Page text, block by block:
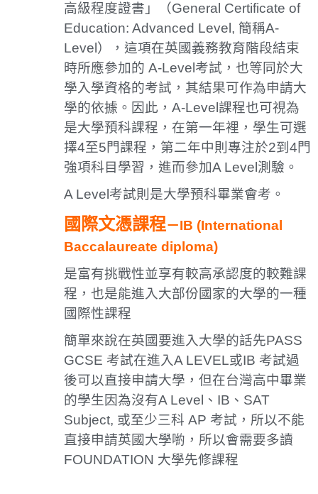
高級程度證書」（General Certificate of
Education: Advanced Level, 簡稱A-
Level），這項在英國義務教育階段結束
時所應參加的 A-Level考試，也等同於大
學入學資格的考試，其結果可作為申請大
學的依據。因此，A-Level課程也可視為
是大學預科課程，在第一年裡，學生可選
擇4至5門課程，第二年中則專注於2到4門
強項科目學習，進而參加A Level測驗。
A Level考試則是大學預科畢業會考。
國際文憑課程－IB (International
Baccalaureate diploma)
是富有挑戰性並享有較高承認度的較難課
程，也是能進入大部份國家的大學的一種
國際性課程
簡單來說在英國要進入大學的話先PASS
GCSE 考試在進入A LEVEL或IB 考試過
後可以直接申請大學，但在台灣高中畢業
的學生因為沒有A Level、IB、SAT
Subject, 或至少三科 AP 考試，所以不能
直接申請英國大學喲，所以會需要多讀
FOUNDATION 大學先修課程